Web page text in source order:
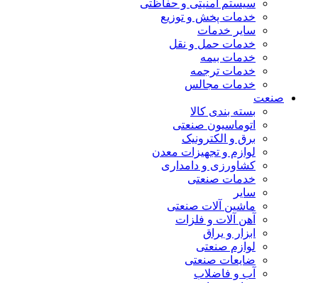
سیستم امنیتی و حفاظتی
خدمات پخش و توزیع
سایر خدمات
خدمات حمل و نقل
خدمات بیمه
خدمات ترجمه
خدمات مجالس
صنعت
بسته بندی کالا
اتوماسیون صنعتی
برق و الکترونیک
لوازم و تجهیزات معدن
کشاورزی و دامداری
خدمات صنعتی
سایر
ماشین آلات صنعتی
آهن آلات و فلزات
ابزار و یراق
لوازم صنعتی
ضایعات صنعتی
آب و فاضلاب